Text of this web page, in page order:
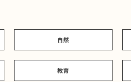
自然
教育